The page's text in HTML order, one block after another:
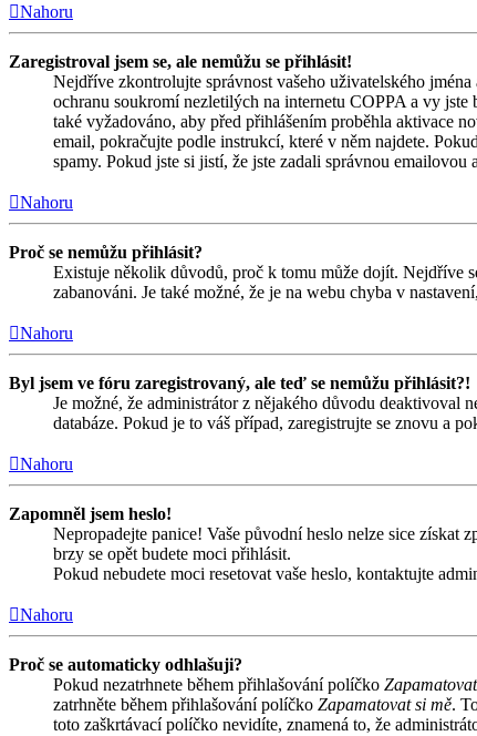
Nahoru
Zaregistroval jsem se, ale nemůžu se přihlásit!
Nejdříve zkontrolujte správnost vašeho uživatelského
ochranu soukromí nezletilých na internetu COPPA a vy jste
také vyžadováno, aby před přihlášením proběhla aktivace
email, pokračujte podle instrukcí, které v něm najdete.
spamy. Pokud jste si jistí, že jste zadali správnou
Nahoru
Proč se nemůžu přihlásit?
Existuje několik důvodů, proč k tomu může dojít. Nejdříve
zabanováni. Je také možné, že je na webu chyba v
Nahoru
Byl jsem ve fóru zaregistrovaný, ale teď se nemůžu přihlásit?!
Je možné, že administrátor z nějakého důvodu deaktivoval
databáze. Pokud je to váš případ, zaregistrujte se znovu a
Nahoru
Zapomněl jsem heslo!
Nepropadejte panice! Vaše původní heslo nelze sice získat
brzy se opět budete moci přihlásit.
Pokud nebudete moci resetovat vaše heslo, kontaktujte
Nahoru
Proč se automaticky odhlašuji?
Pokud nezatrhnete během přihlašování políčko
zatrhněte během přihlašování políčko Zapamatovat si mě.
toto zaškrtávací políčko nevidíte, znamená to, že